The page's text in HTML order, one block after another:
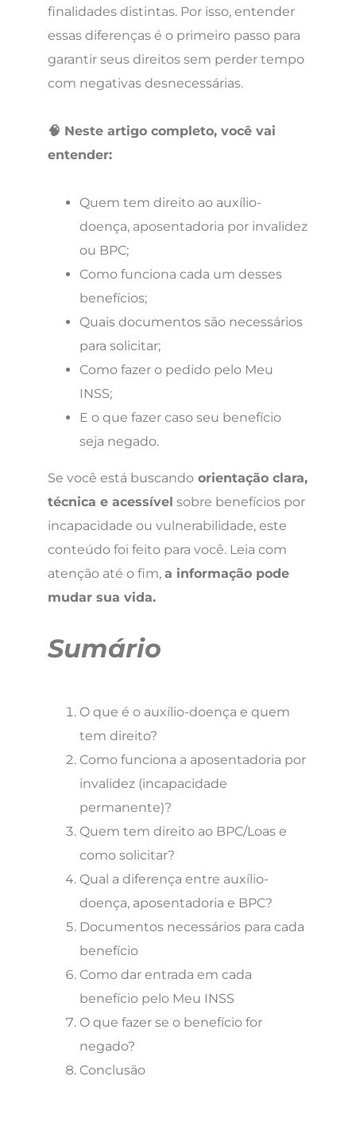
finalidades distintas. Por isso, entender
essas diferenças é o primeiro passo para
garantir seus direitos sem perder tempo
com negativas desnecessárias.
🧠 Neste artigo completo, você vai
entender:
Quem tem direito ao auxílio-
doença, aposentadoria por invalidez
ou BPC;
Como funciona cada um desses
benefícios;
Quais documentos são necessários
para solicitar;
Como fazer o pedido pelo Meu
INSS;
E o que fazer caso seu benefício
seja negado.
Se você está buscando orientação clara,
técnica e acessível sobre benefícios por
incapacidade ou vulnerabilidade, este
conteúdo foi feito para você. Leia com
atenção até o fim, a informação pode
mudar sua vida.
Sumário
O que é o auxílio-doença e quem
tem direito?
Como funciona a aposentadoria por
invalidez (incapacidade
permanente)?
Quem tem direito ao BPC/Loas e
como solicitar?
Qual a diferença entre auxílio-
doença, aposentadoria e BPC?
Documentos necessários para cada
benefício
Como dar entrada em cada
benefício pelo Meu INSS
O que fazer se o benefício for
negado?
Conclusão